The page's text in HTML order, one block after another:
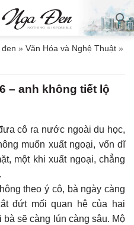
» Văn Hóa và Nghệ Thuật »
– anh không tiết lộ
cô ra nước ngoài du học,
muốn xuất ngoại, vốn dĩ
một khi xuất ngoại, chẳng
theo ý cô, bà ngày càng
đứt mối quan hệ của hai
sẽ càng lún càng sâu. Mộ